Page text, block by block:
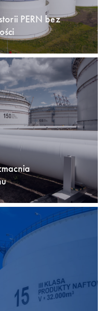
PERN bez